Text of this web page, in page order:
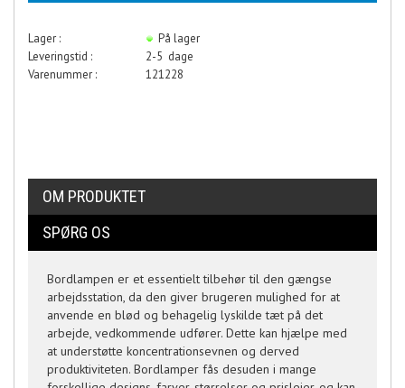
Lager :
På lager
Leveringstid :
2-5 dage
Varenummer :
121228
OM PRODUKTET
SPØRG OS
Bordlampen er et essentielt tilbehør til den gængse
arbejdsstation, da den giver brugeren mulighed for at
anvende en blød og behagelig lyskilde tæt på det
arbejde, vedkommende udfører. Dette kan hjælpe med
at understøtte koncentrationsevnen og derved
produktiviteten. Bordlamper fås desuden i mange